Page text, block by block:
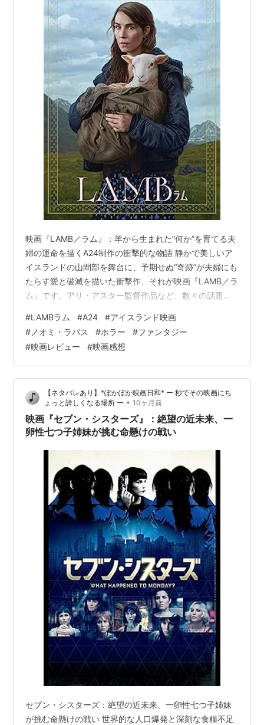
映画『LAMB／ラム』：羊から生まれた”何か”を育てる夫
婦の運命を描くA24制作の衝撃的な物語 静かで美しいア
イスランドの山間部を舞台に、予期せぬ“奇跡”が夫婦にも
たらす愛と破滅を描いた衝撃作、それが映画『LAMB／ラ
ム』です。アリ・アスター監督作品など、数々の話題作
を騒然とさせた本作は、アイスランドの新たな才能ヴァ
ルディミール・ヨハンソン監督の長編デビュー作です。
羊から生まれた「羊ではない何か」をわが子として育て
始めた夫婦の、幸福と恐怖が混在する家族生活の行方
と、その根底にある自然の摂理について考察します。
#LAMBラム #A24 #アイスランド映画
# ノオミ・ラパス #ホラー #ファンタジー
#映画レビュー #映画感想
【ネタバレあり】*ぽかぽか映画日和* ー 秒でその映画にち
ょっと詳しくなる場所 ー • 10ヶ月前
映画『セブン・シスターズ』：絶望の近未来、一
卵性七つ子姉妹が挑む命懸けの戦い
セブン・シスターズ：絶望の近未来、一卵性七つ子姉妹
が挑む命懸けの戦い 世界的な人口爆発と深刻な食糧不足